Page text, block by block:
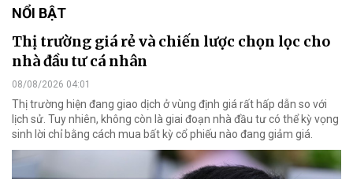
NỔI BẬT
Thị trường giá rẻ và chiến lược chọn lọc cho
nhà đầu tư cá nhân
08/08/2026 04:01
Thị trường hiện đang giao dịch ở vùng định giá rất hấp dẫn so với
lịch sử. Tuy nhiên, không còn là giai đoạn nhà đầu tư có thể kỳ vọng
sinh lời chỉ bằng cách mua bất kỳ cổ phiếu nào đang giảm giá.